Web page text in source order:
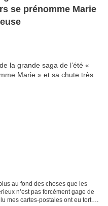
se prénomme Marie
au fond des choses que les
n’est pas forcément gage de
mes cartes-postales ont eu tort.